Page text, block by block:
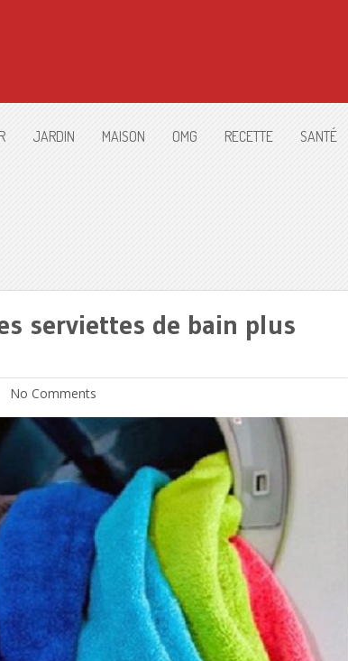
JARDIN MAISON OMG RECETTE SANTÉ
serviettes de bain plus
No Comments